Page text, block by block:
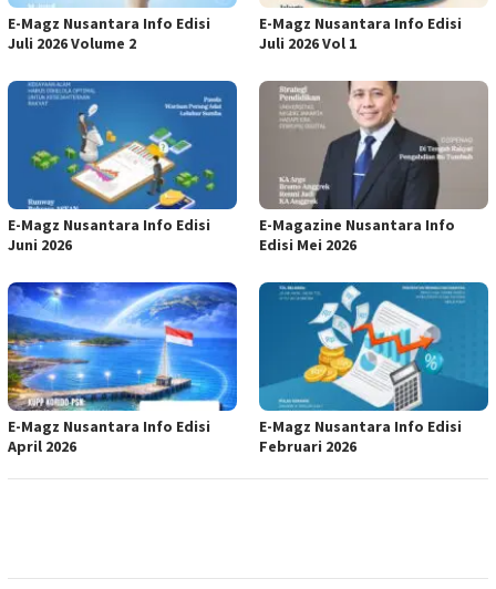
E-Magz Nusantara Info Edisi
Juli 2026 Volume 2
E-Magz Nusantara Info Edisi
Juli 2026 Vol 1
E-Magz Nusantara Info Edisi
Juni 2026
E-Magazine Nusantara Info
Edisi Mei 2026
E-Magz Nusantara Info Edisi
April 2026
E-Magz Nusantara Info Edisi
Februari 2026